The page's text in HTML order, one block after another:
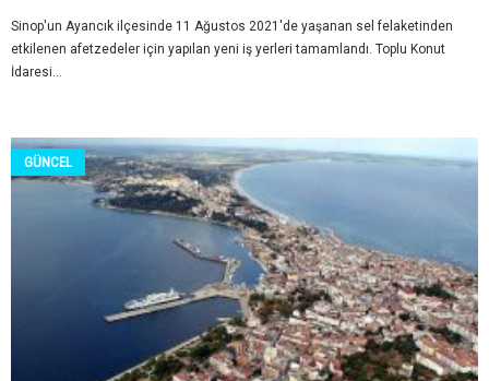
Sinop'un Ayancık ilçesinde 11 Ağustos 2021'de yaşanan sel felaketinden
etkilenen afetzedeler için yapılan yeni iş yerleri tamamlandı. Toplu Konut
İdaresi...
GÜNCEL